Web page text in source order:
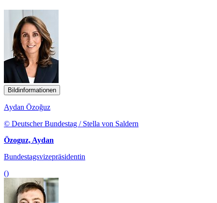
Bildinformationen
Aydan Özoğuz
© Deutscher Bundestag / Stella von Saldern
Özoguz, Aydan
Bundestagsvizepräsidentin
()